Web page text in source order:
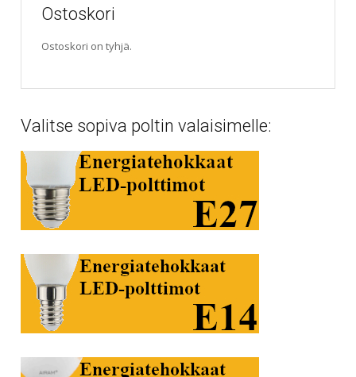
Ostoskori
Ostoskori on tyhjä.
Valitse sopiva poltin valaisimelle: